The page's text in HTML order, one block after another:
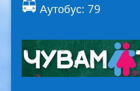
Аутобус: 79